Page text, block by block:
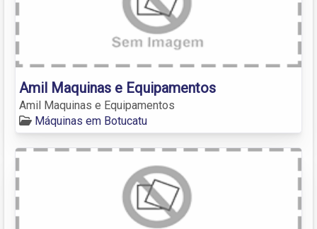
Amil Maquinas e Equipamentos
Amil Maquinas e Equipamentos
Máquinas em Botucatu